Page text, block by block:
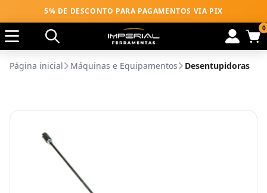
5% DE DESCONTO PARA PAGAMENTOS VIA PIX
0
Página inicial Máquinas e Equipamentos Desentupidoras